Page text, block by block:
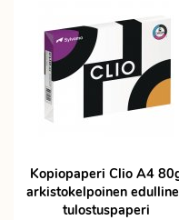
Kopiopaperi Clio A4
arkistokelpoinen
tulostuspaperi